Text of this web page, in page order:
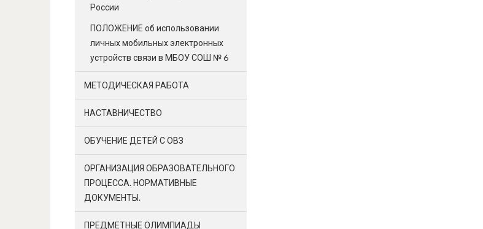
России
ПОЛОЖЕНИЕ об использовании
личных мобильных электронных
устройств связи в МБОУ СОШ № 6
МЕТОДИЧЕСКАЯ РАБОТА
НАСТАВНИЧЕСТВО
ОБУЧЕНИЕ ДЕТЕЙ С ОВЗ
ОРГАНИЗАЦИЯ ОБРАЗОВАТЕЛЬНОГО
ПРОЦЕССА. НОРМАТИВНЫЕ
ДОКУМЕНТЫ.
ПРЕДМЕТНЫЕ ОЛИМПИАДЫ